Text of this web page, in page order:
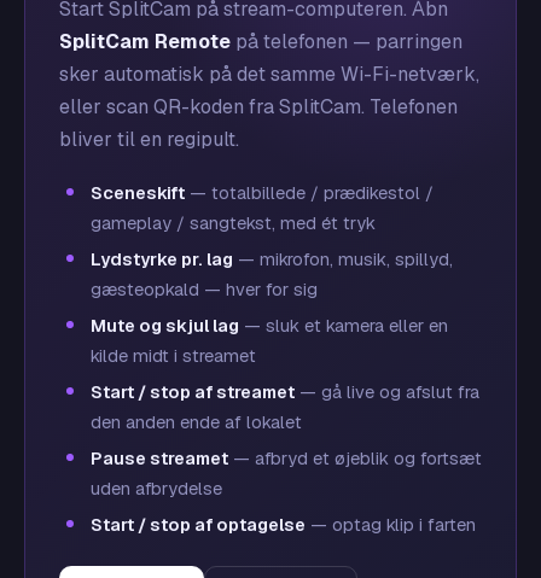
Start SplitCam på stream-computeren. Åbn
SplitCam Remote på telefonen — parringen
sker automatisk på det samme Wi-Fi-netværk,
eller scan QR-koden fra SplitCam. Telefonen
bliver til en regipult.
Sceneskift — totalbillede / prædikestol /
gameplay / sangtekst, med ét tryk
Lydstyrke pr. lag — mikrofon, musik, spillyd,
gæsteopkald — hver for sig
Mute og skjul lag — sluk et kamera eller en
kilde midt i streamet
Start / stop af streamet — gå live og afslut fra
den anden ende af lokalet
Pause streamet — afbryd et øjeblik og fortsæt
uden afbrydelse
Start / stop af optagelse — optag klip i farten